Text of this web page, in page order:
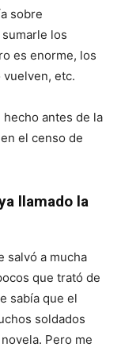
sobre
los
es enorme, los
vuelven, etc.
antes de la
el censo de
llamado la
salvó a mucha
que trató de
sabía que el
soldados
Pero me